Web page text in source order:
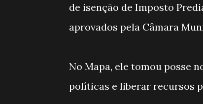
de isenção de Imposto
aprovados pela Câmara
No Mapa, ele tomou posse
políticas e liberar recursos